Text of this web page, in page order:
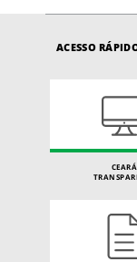
ACESSO
CEARÁ